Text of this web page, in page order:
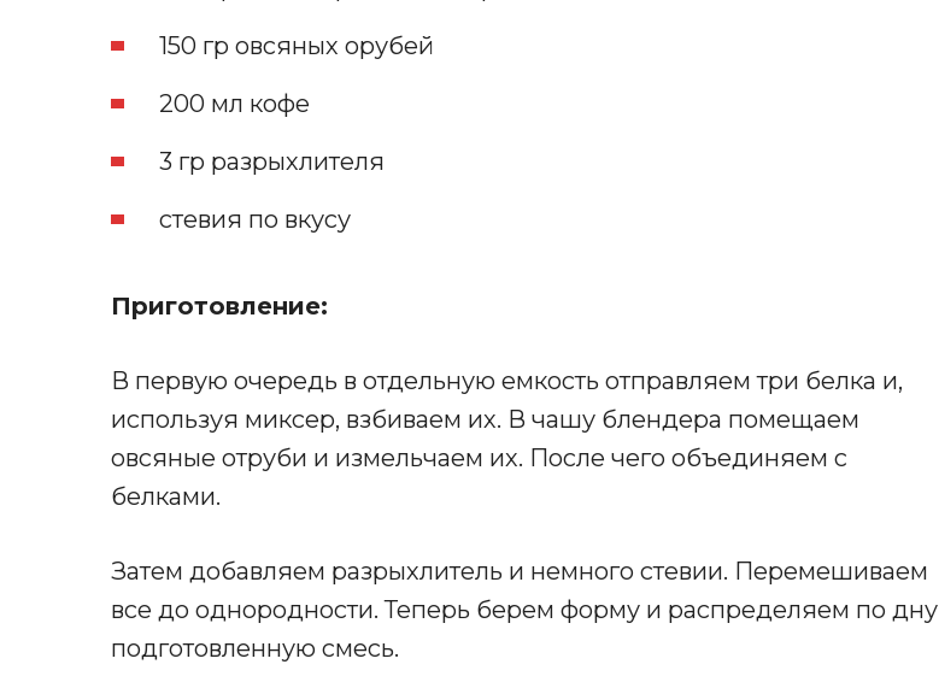
150 гр овсяных орубей
200 мл кофе
3 гр разрыхлителя
стевия по вкусу
Приготовление:
В первую очередь в отдельную емкость отправляем три белка и,
используя миксер, взбиваем их. В чашу блендера помещаем
овсяные отруби и измельчаем их. После чего объединяем с
белками.
Затем добавляем разрыхлитель и немного стевии. Перемешиваем
все до однородности. Теперь берем форму и распределяем по дну
подготовленную смесь.